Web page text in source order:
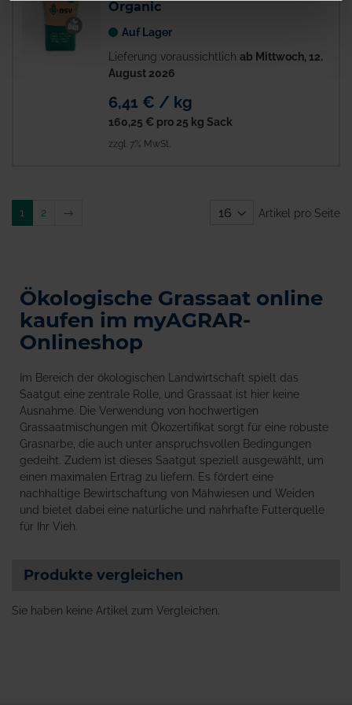
Organic
Auf Lager
Lieferung voraussichtlich ab Mittwoch, 12.
August 2026
6,41 € / kg
160,25 € pro 25 kg Sack
zzgl. 7% MwSt.
1 2 Weiter
→ Artikel pro Seite
Ökologische Grassaat online
kaufen im myAGRAR-
Onlineshop
Im Bereich der ökologischen Landwirtschaft spielt das
Saatgut eine zentrale Rolle, und Grassaat ist hier keine
Ausnahme. Die Verwendung von hochwertigen
Grassaatmischungen mit Ökozertifikat sorgt für eine robuste
Grasnarbe, die auch unter anspruchsvollen Bedingungen
gedeiht. Zudem ist dieses Saatgut speziell ausgewählt, um
einen maximalen Ertrag zu liefern. Es fördert eine
nachhaltige Bewirtschaftung von Mähwiesen und Weiden
und bietet dabei eine natürliche und nahrhafte Futterquelle
für Ihr Vieh.
Produkte vergleichen
Sie haben keine Artikel zum Vergleichen.